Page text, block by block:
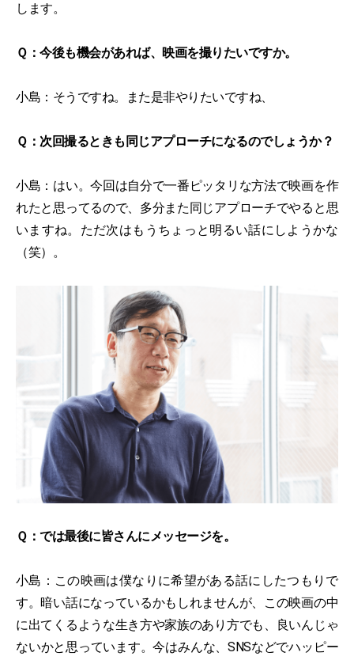
します。
Ｑ：今後も機会があれば、映画を撮りたいですか。
小島：そうですね。また是非やりたいですね、
Ｑ：次回撮るときも同じアプローチになるのでしょうか？
小島：はい。今回は自分で一番ピッタリな方法で映画を作
れたと思ってるので、多分また同じアプローチでやると思
いますね。ただ次はもうちょっと明るい話にしようかな
（笑）。
Ｑ：では最後に皆さんにメッセージを。
小島：この映画は僕なりに希望がある話にしたつもりで
す。暗い話になっているかもしれませんが、この映画の中
に出てくるような生き方や家族のあり方でも、良いんじゃ
ないかと思っています。今はみんな、SNSなどでハッピー